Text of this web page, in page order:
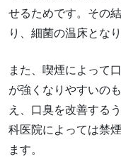
せるためです。その
り、細菌の温床となり
また、喫煙によって
が強くなりやすいの
え、口臭を改善する
科医院によっては禁
ます。